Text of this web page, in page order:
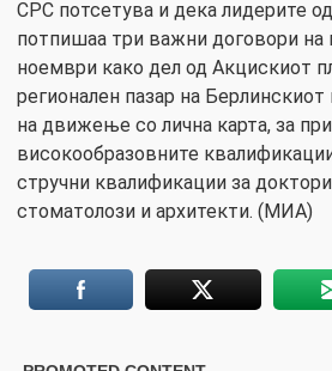
СРС потсетува и дека лидерите
потпишаа три важни договори на
ноември како дел од Акцискиот
регионален пазар на
на движење со лична карта, за
високообразовните
стручни квалификации за
стоматолози и архитекти. (МИА)